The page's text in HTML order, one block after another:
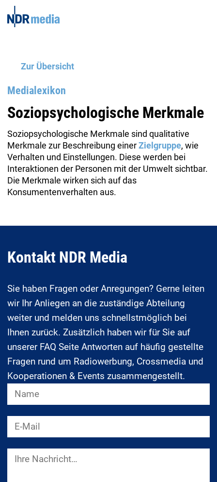
Zur Übersicht
Medialexikon
Soziopsychologische Merkmale
Soziopsychologische Merkmale sind qualitative
Merkmale zur Beschreibung einerZielgruppe, wie
Verhalten und Einstellungen. Diese werden bei
Interaktionen der Personen mit der Umwelt sichtbar.
Die Merkmale wirken sich auf das
Konsumentenverhalten aus.
Kontakt NDR Media
Sie haben Fragen oder Anregungen? Gerne leiten
wir Ihr Anliegen an die zuständige Abteilung
weiter und melden uns schnellstmöglich bei
Ihnen zurück. Zusätzlich haben wir für Sie auf
unserer FAQ Seite Antworten auf häufig gestellte
Fragen rund um Radiowerbung, Crossmedia und
Kooperationen & Events zusammengestellt.